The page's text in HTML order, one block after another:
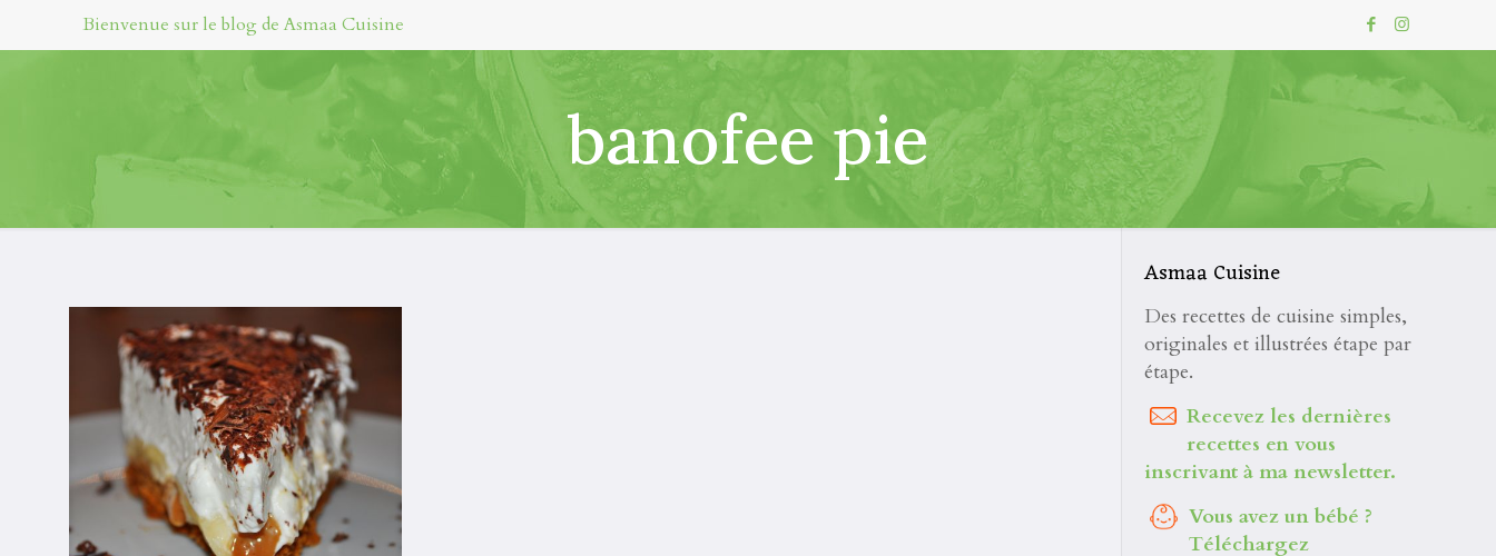
Bienvenue sur le blog de Asmaa Cuisine
banofee pie
Asmaa Cuisine
Des recettes de cuisine simples,
originales et illustrées étape par
étape.
Recevez les dernières
recettes en vous
inscrivant à ma newsletter.
Vous avez un bébé ?
Téléchargez